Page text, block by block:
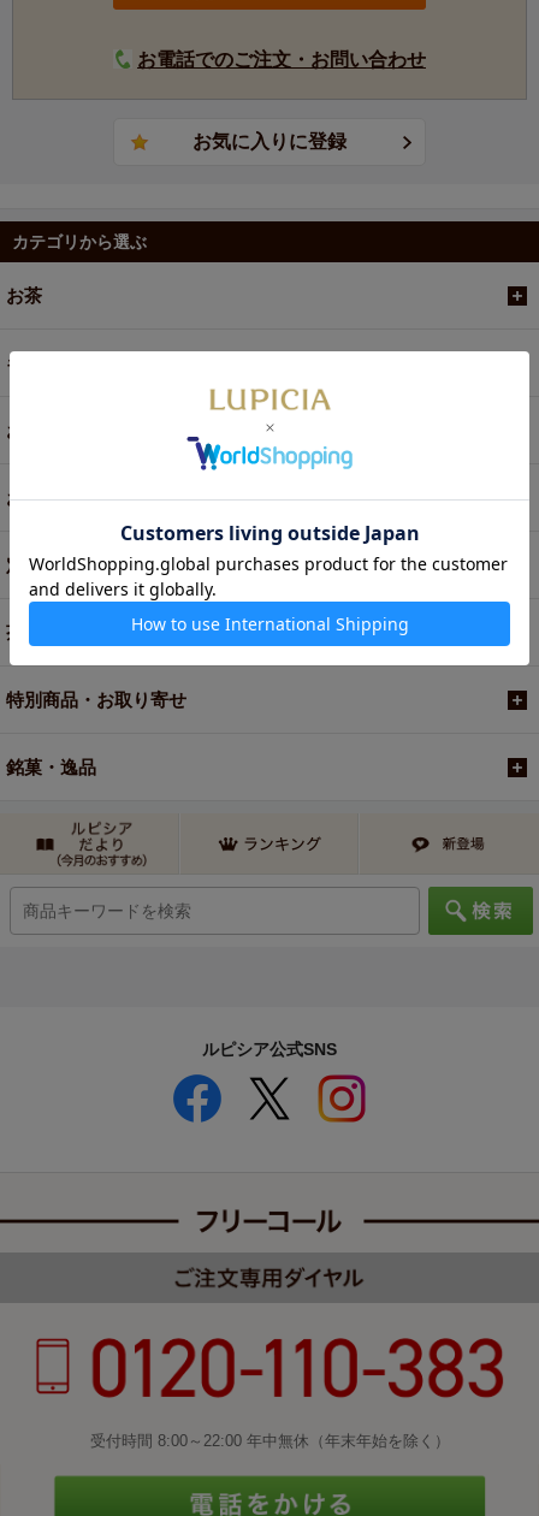
お電話でのご注文・お問い合わせ
カテゴリから選ぶ
お茶
ギフト
お菓子・食品・飲料
お買い得商品
定期便
茶器・オリジナルグッズ
特別商品・お取り寄せ
銘菓・逸品
ルピシア公式SNS
受付時間 8:00～22:00 年中無休（年末年始を除く）